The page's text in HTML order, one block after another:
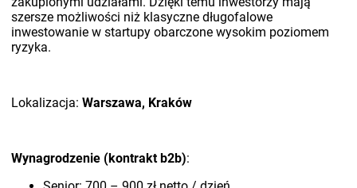
szersze możliwości niż klasyczne długofalowe
inwestowanie w startupy obarczone wysokim poziomem
ryzyka.
Lokalizacja:Warszawa, Kraków
Wynagrodzenie (kontrakt b2b):